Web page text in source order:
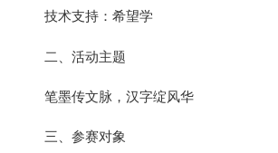
技术支持：希望学
二、活动主题
笔墨传文脉，汉字绽风华
三、参赛对象